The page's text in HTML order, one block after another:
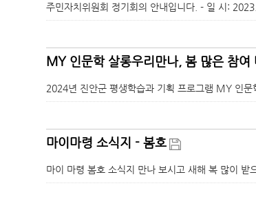
주민자치위원회 정기회의 안내입니다. - 일 시:
MY 인문학 살롱우리만나, 봄 많은 참여
2024년 진안군 평생학습과 기획 프로그램 MY 인문
마이마령 소식지 - 봄호
마이 마령 봄호 소식지 만나 보시고 새해 복 많이 받